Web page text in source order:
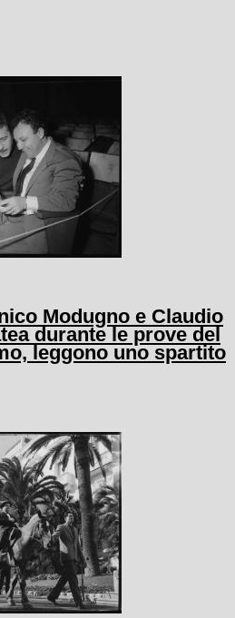
Modugno e Claudio
durante le prove del
leggono uno spartito